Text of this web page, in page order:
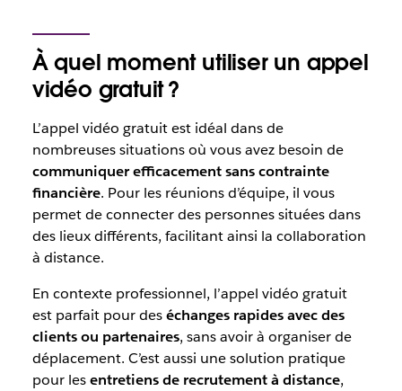
À quel moment utiliser un appel
vidéo gratuit ?
L’appel vidéo gratuit est idéal dans de
nombreuses situations où vous avez besoin de
communiquer efficacement sans contrainte
financière. Pour les réunions d’équipe, il vous
permet de connecter des personnes situées dans
des lieux différents, facilitant ainsi la collaboration
à distance.
En contexte professionnel, l’appel vidéo gratuit
est parfait pour deséchanges rapides avec des
clients ou partenaires, sans avoir à organiser de
déplacement. C’est aussi une solution pratique
pour lesentretiens de recrutement à distance,